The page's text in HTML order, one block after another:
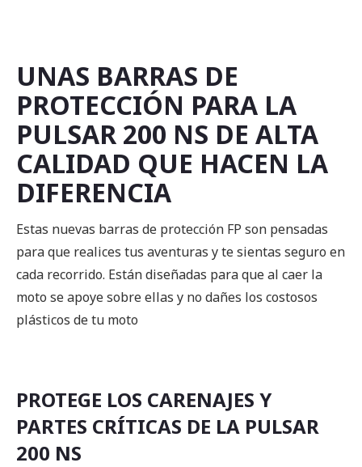
UNAS BARRAS DE
PROTECCIÓN PARA LA
PULSAR 200 NS DE ALTA
CALIDAD QUE HACEN LA
DIFERENCIA
Estas nuevas barras de protección FP son pensadas
para que realices tus aventuras y te sientas seguro en
cada recorrido. Están diseñadas para que al caer la
moto se apoye sobre ellas y no dañes los costosos
plásticos de tu moto
PROTEGE LOS CARENAJES Y
PARTES CRÍTICAS DE LA PULSAR
200 NS